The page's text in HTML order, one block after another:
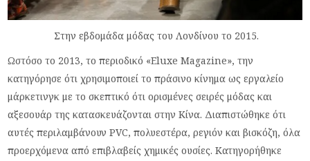
Στην εβδομάδα μόδας του Λονδίνου το 2015.
Ωστόσο το 2013, το περιοδικό «Eluxe Magazine», την
κατηγόρησε ότι χρησιμοποιεί το πράσινο κίνημα ως εργαλείο
μάρκετινγκ με το σκεπτικό ότι ορισμένες σειρές μόδας και
αξεσουάρ της κατασκευάζονται στην Κίνα. Διαπιστώθηκε ότι
αυτές περιλαμβάνουν PVC, πολυεστέρα, ρεγιόν και βισκόζη, όλα
προερχόμενα από επιβλαβείς χημικές ουσίες. Κατηγορήθηκε